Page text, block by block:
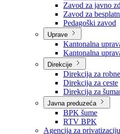
Zavodi
Zavod
Zavod za javno
Zavod za
Pedagoški zavod
Uprave
Kantonalna
Kantonalna
Direkcije
Direkcija za robne
Direkcija za ceste
Direkcija za
Javna preduzeća